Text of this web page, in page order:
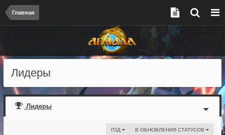
Главная
Лидеры
Лидеры
В ОБНОВЛЕНИЯ СТАТУСОВ
ГОД